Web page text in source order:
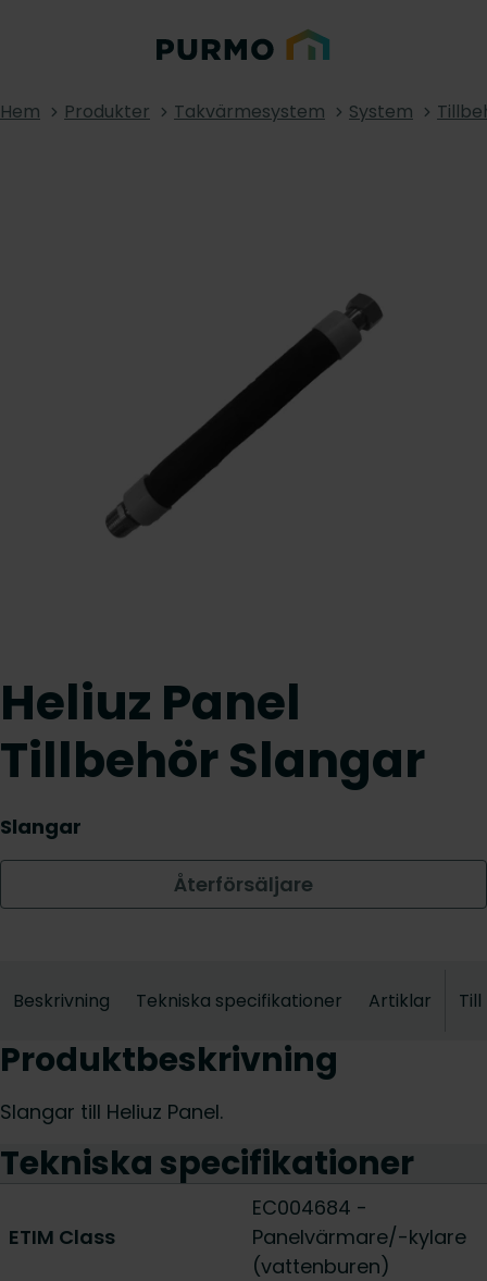
Hem Produkter Takvärmesystem System
Heliuz Panel
Tillbehör Slangar
Slangar
Återförsäljare
Beskrivning Tekniska specifikationer Artiklar
Produktbeskrivning
Slangar till Heliuz Panel.
Tekniska specifikationer
ETIM Class
EC004684 -
Panelvärmare/-kylare
(vattenburen)